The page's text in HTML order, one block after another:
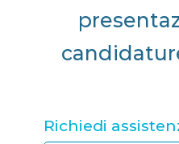
Richiedi